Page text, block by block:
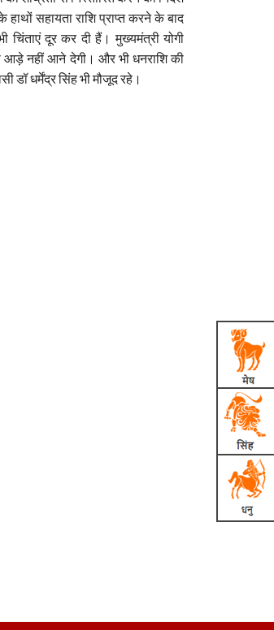
सहायता राशि प्राप्त करने के बाद
चिंताएं दूर कर दी हैं। मुख्यमंत्री योगी
आड़े नहीं आने देगी। और भी धनराशि की
डॉ धर्मेंद्र सिंह भी मौजूद रहे।